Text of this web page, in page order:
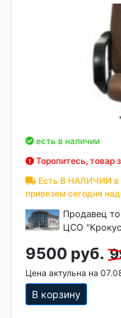
есть в наличии
Торопитесь, товар
Есть В НАЛИЧИИ в
привезем сегодня
Продавец
ЦСО
9500 руб.
Цена актульна на
В корзину